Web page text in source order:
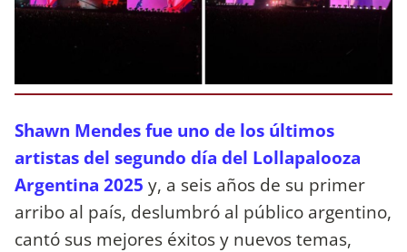
Shawn Mendes fue uno de los últimos
artistas del segundo día del Lollapalooza
Argentina 2025 y, a seis años de su primer
arribo al país, deslumbró al público argentino,
cantó sus mejores éxitos y nuevos temas,